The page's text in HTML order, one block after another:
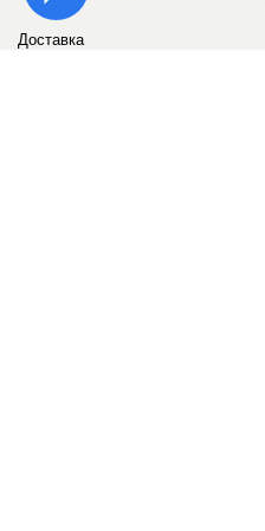
Доставка